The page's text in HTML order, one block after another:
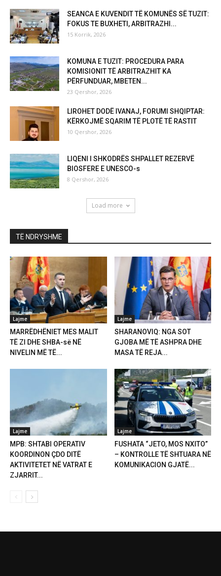
SEANCA E KUVENDIT TË KOMUNËS SË TUZIT:
FOKUS TE BUXHETI, ARBITRAZHI...
15 Korrik, 2026
KOMUNA E TUZIT: PROCEDURA PARA
KOMISIONIT TË ARBITRAZHIT KA
PËRFUNDUAR, MBETEN...
23 Qershor, 2026
LIROHET DODË IVANAJ, FORUMI SHQIPTAR:
KËRKOJMË SQARIM TË PLOTË TË RASTIT
10 Qershor, 2026
LIQENI I SHKODRËS SHPALLET REZERVË
BIOSFERE E UNESCO-s
8 Qershor, 2026
Load more
TË NDRYSHME
Lajme
MARRËDHËNIET MES MALIT
TË ZI DHE SHBA-së NË
NIVELIN MË TË...
Lajme
SHARANOVIQ: NGA SOT
GJOBA MË TË ASHPRA DHE
MASA TË REJA...
Lajme
MPB: SHTABI OPERATIV
KOORDINON ÇDO DITË
AKTIVITETET NË VATRAT E
ZJARRIT...
Lajme
FUSHATA “JETO, MOS NXITO”
– KONTROLLE TË SHTUARA NË
KOMUNIKACION GJATË...